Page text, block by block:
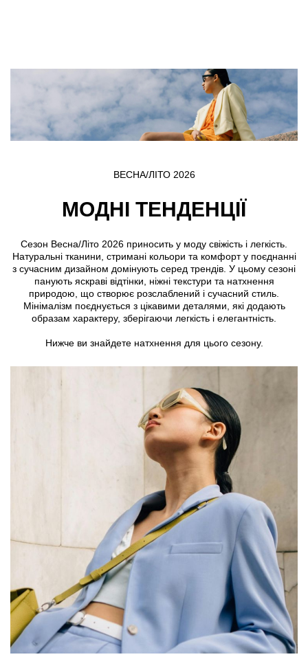
ВЕСНА/ЛІТО 2026
МОДНІ ТЕНДЕНЦІЇ
Сезон Весна/Літо 2026 приносить у моду свіжість і легкість.
Натуральні тканини, стримані кольори та комфорт у поєднанні
з сучасним дизайном домінують серед трендів. У цьому сезоні
панують яскраві відтінки, ніжні текстури та натхнення
природою, що створює розслаблений і сучасний стиль.
Мінімалізм поєднується з цікавими деталями, які додають
образам характеру, зберігаючи легкість і елегантність.
Нижче ви знайдете натхнення для цього сезону.